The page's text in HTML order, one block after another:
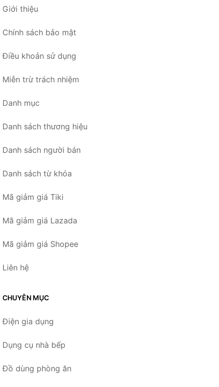
Giới thiệu
Chính sách bảo mật
Điều khoản sử dụng
Miễn trừ trách nhiệm
Danh mục
Danh sách thương hiệu
Danh sách người bán
Danh sách từ khóa
Mã giảm giá Tiki
Mã giảm giá Lazada
Mã giảm giá Shopee
Liên hệ
CHUYÊN MỤC
Điện gia dụng
Dụng cụ nhà bếp
Đồ dùng phòng ăn